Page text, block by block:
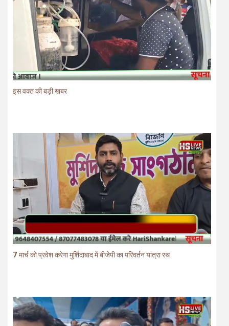
इस वक्त की बड़ी खबर
7 मार्च को प्रवेश करेगा मुर्शिदाबाद में बीजेपी का परिवर्तन यात्रा रथ